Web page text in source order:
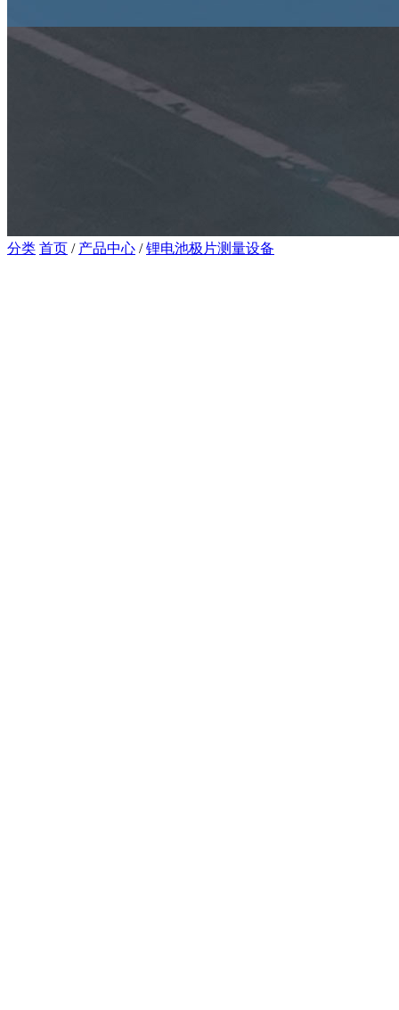
分类 首页 / 产品中心 /锂电池极片测量设备